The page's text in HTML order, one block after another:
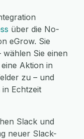
über die No-
eGrow. Sie
Sie einen
Aktion in
zu – und
Echtzeit
Slack und
neuer Slack-